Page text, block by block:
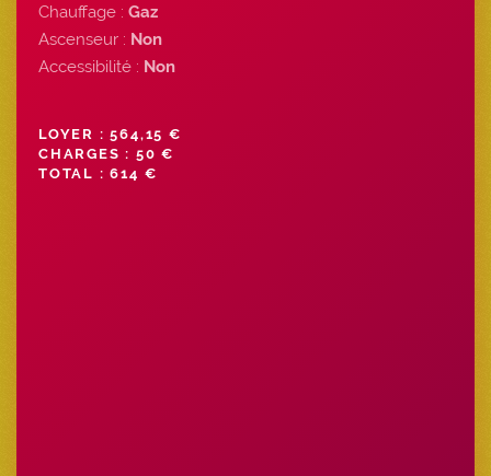
Chauffage : Gaz
Ascenseur : Non
Accessibilité : Non
LOYER : 564,15 €
CHARGES : 50 €
TOTAL : 614 €